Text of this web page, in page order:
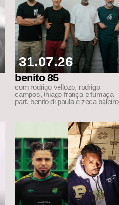
31.07.26
benito 85
com rodrigo vellozo, rodrigo
campos, thiago frança e fumaça
part. benito di paula e zeca baleiro